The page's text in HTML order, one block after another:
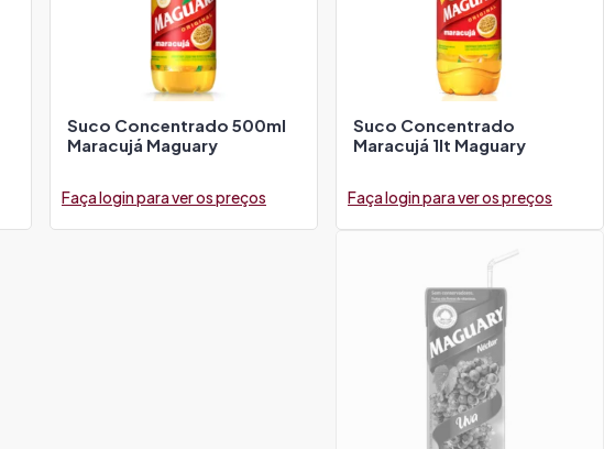
Suco Concentrado 500ml
Maracujá Maguary
Faça login para ver os preços
Suco Concentrado
Maracujá 1lt Maguary
Faça login para ver os preços